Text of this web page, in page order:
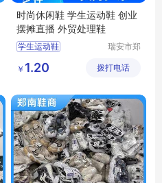
时尚休闲鞋 学生运动鞋 创业
摆摊直播 外贸处理鞋
学生运动鞋
轻便运动鞋
杂款男女跑鞋
瑞安市郑
（个体工
￥ 1.20 拨打电话